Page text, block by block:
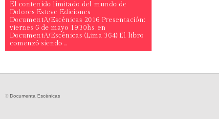
El contenido limitado del mundo de
Dolores Esteve Ediciones
DocumentA/Escénicas 2016 Presentación:
viernes 6 de mayo 19:30hs. en
DocumentA/Escénicas (Lima 364) El libro
comenzó siendo ...
©Documenta Escénicas